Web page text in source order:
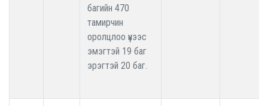
багийн 470
тамирчин
оролцлоо үүнээс
эмэгтэй 19 баг
эрэгтэй 20 баг.